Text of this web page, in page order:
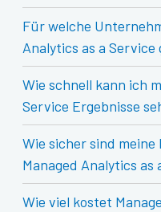
Für welche
Analytics as a Service
Wie schnell kann ich
Service Ergebnisse
Wie sicher sind
Managed Analytics as
Wie viel kostet